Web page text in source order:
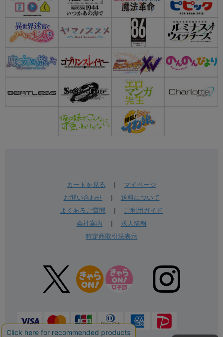
カートを見る
マイページ
お問い合わせ| 送料について
よくあるご質問
ご利用ガイド
会社案内
求人情報
特定商取引法表示